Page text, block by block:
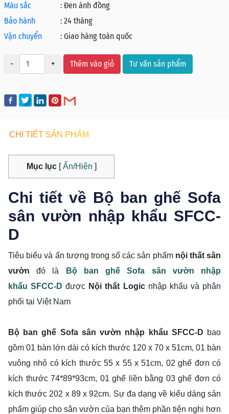
Màu sắc
: Đen ánh đồng
Bảo hành
: 24 tháng
Vận chuyển
: Giao hàng toàn quốc
- + Thêm vào giỏ Tư vấn sản phẩm
CHI TIẾT SẢN PHẨM
Mục lục[Ẩn/Hiện ]
Chi tiết về Bộ ban ghế Sofa
sân vườn nhập khẩu SFCC-
D
Tiêu biểu và ấn tượng trong số các sản phẩm nội thất sân
vườn đó là
Bộ ban ghế Sofa sân vườn nhập
khẩu SFCC-D được Nội thất Logicnhập khẩu và phân
phối tại Việt Nam
Bộ ban ghế Sofa sân vườn nhập khẩu SFCC-D bao
gồm 01 bàn lớn dài có kích thước 120 x 70 x 51cm, 01 bàn
vuông nhỏ có kích thước 55 x 55 x 51cm, 02 ghế đơn có
kích thước 74*89*93cm, 01 ghế liền bằng 03 ghế đơn có
kích thước 202 x 89 x 92cm. Sự đa dạng về kiểu dáng sản
phẩm giúp cho sân vườn của bạn thêm phần tiện nghi hơn